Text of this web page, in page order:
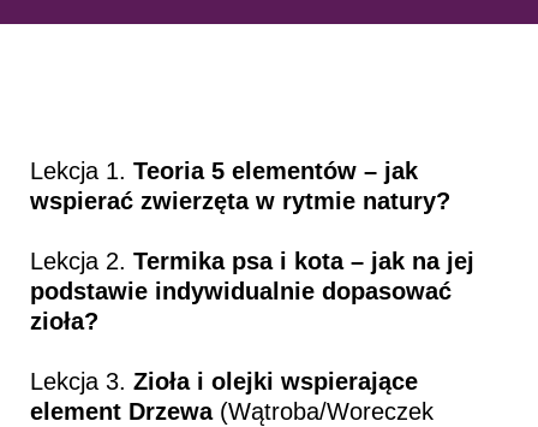
Lekcja 1. Teoria 5 elementów – jak
wspierać zwierzęta w rytmie natury?
Lekcja 2. Termika psa i kota – jak na jej
podstawie indywidualnie dopasować
zioła?
Lekcja 3. Zioła i olejki wspierające
element Drzewa(Wątroba/Woreczek